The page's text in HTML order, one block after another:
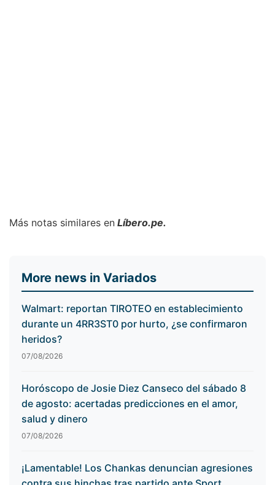
Más notas similares en Líbero.pe.
More news in Variados
Walmart: reportan TIROTEO en establecimiento
durante un 4RR3ST0 por hurto, ¿se confirmaron
heridos?
07/08/2026
Horóscopo de Josie Diez Canseco del sábado 8
de agosto: acertadas predicciones en el amor,
salud y dinero
07/08/2026
¡Lamentable! Los Chankas denuncian agresiones